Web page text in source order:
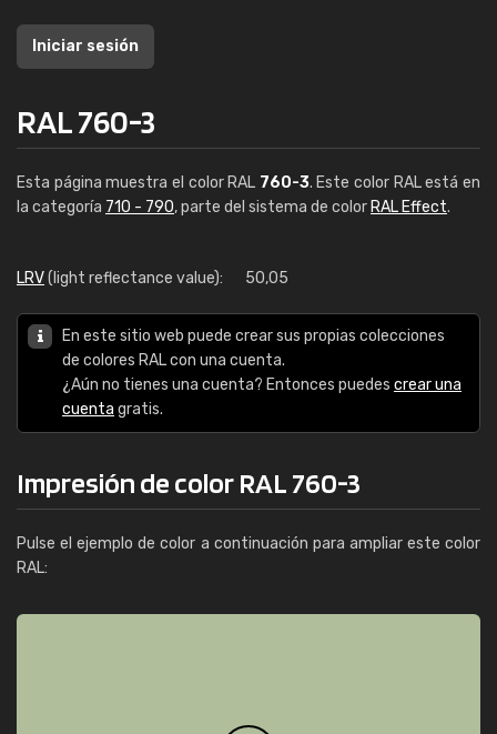
Iniciar sesión
RAL 760-3
Esta página muestra el color RAL 760-3. Este color RAL está en
la categoría 710 - 790, parte del sistema de color RAL Effect.
LRV(light reflectance value): 50,05
En este sitio web puede crear sus propias colecciones
de colores RAL con una cuenta.
¿Aún no tienes una cuenta? Entonces puedes crear una
cuenta gratis.
Impresión de color RAL 760-3
Pulse el ejemplo de color a continuación para ampliar este color
RAL: